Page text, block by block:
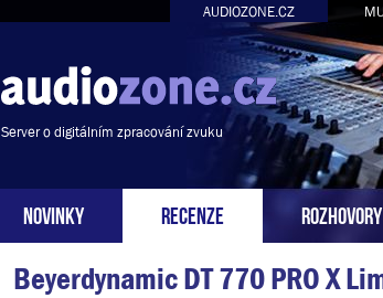
AUDIOZONE.CZ
Server o digitálním zpracování zvuku
NOVINKY RECENZE ROZHOVORY
Beyerdynamic DT 770 PRO X